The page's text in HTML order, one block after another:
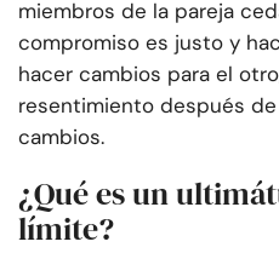
miembros de la pareja
compromiso es justo y
hacer cambios para el
resentimiento después
cambios.
¿Qué es un
límite?